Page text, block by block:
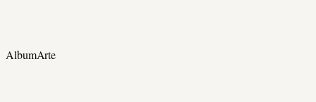
AlbumArte